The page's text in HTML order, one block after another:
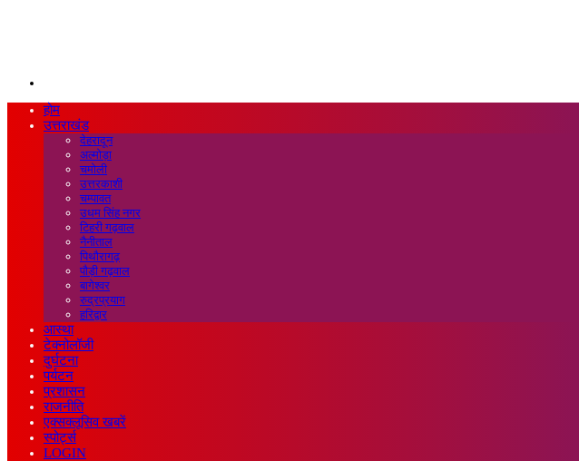
होम
उत्तराखंड
देहरादून
अल्मोड़ा
चमोली
उत्तरकाशी
चम्पावत
उधम सिंह नगर
टिहरी गढ़वाल
नैनीताल
पिथौरागढ़
पौड़ी गढ़वाल
बागेश्वर
रुद्रप्रयाग
हरिद्वार
आस्था
टेक्नोलॉजी
दुर्घटना
पर्यटन
प्रशासन
राजनीति
एक्सक्लूसिव खबरें
स्पोर्ट्स
LOGIN